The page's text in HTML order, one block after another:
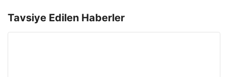
Tavsiye Edilen Haberler